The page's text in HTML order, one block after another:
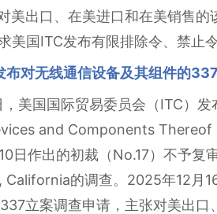
美出口、在美进口和在美销售
美国ITC发布有限排除令、禁止令
布对无线通信设备及其组件的
美国国际贸易委员会（ITC）
and Components Thereof
日作出的初裁（No.17）不予
California的调查。2025年12月
立案调查申请，主张对美出